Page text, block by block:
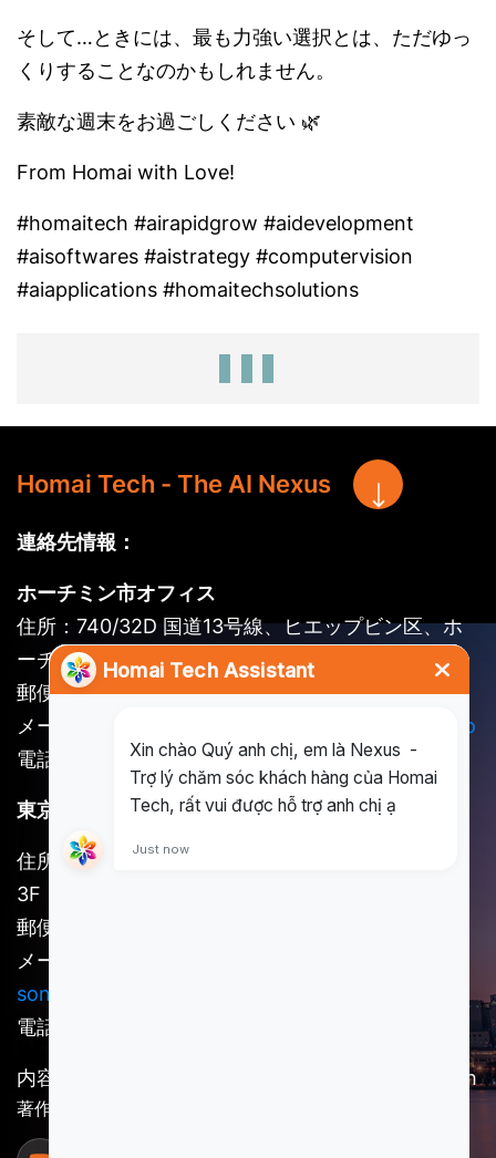
そして…ときには、最も力強い選択とは、ただゆっ
くりすることなのかもしれません。
素敵な週末をお過ごしください 🌿
From Homai with Love!
#homaitech #airapidgrow #aidevelopment
#aisoftwares #aistrategy #computervision
#aiapplications #homaitechsolutions
Homai Tech - The AI Nexus
連絡先情報：
ホーチミン市オフィス
住所：740/32D 国道13号線、ヒエップビン区、ホ
ーチミン市
郵便番号：721262
メール：
song.huynh@homai.co
電話番号：(+84) 898 930 857
東京オフィス
住所：東京都新宿区新宿1-36-2 新宿第7早山ビル
3F
郵便番号：160-0022
メール：
song.huynh@homai.co
電話番号：(+81) 909-852-7756
内容責任者：SCSI傘下の事業体である Homai Tech
著作権 © 2025 Homai Tech